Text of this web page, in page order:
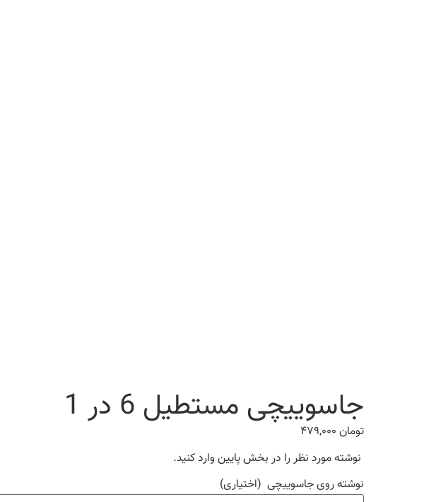
جاسوییچی مستطیل 6 در 1
تومان
نوشته مورد نظر را در بخش پایین وارد کنید.
نوشته روی جاسوییچی (اختیاری)